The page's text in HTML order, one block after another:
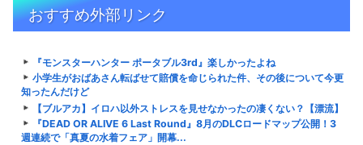
おすすめ外部リンク
『モンスターハンター ポータブル3rd』楽しかったよね
小学生がおばあさん転ばせて賠償を命じられた件、その後について今更
知ったんだけど
【ブルアカ】イロハ以外ストレスを見せなかったの凄くない？【漂流】
『DEAD OR ALIVE 6 Last Round』8月のDLCロードマップ公開！3
週連続で「真夏の水着フェア」開幕...